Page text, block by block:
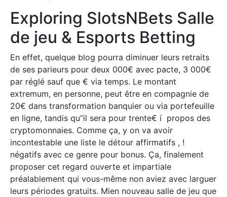
Exploring SlotsNBets Salle
de jeu & Esports Betting
En effet, quelque blog pourra diminuer leurs retraits
de ses parieurs pour deux 000€ avec pacte, 3 000€
par réglé sauf que € via temps. Le montant
extremum, en personne, peut être en compagnie de
20€ dans transformation banquier ou via portefeuille
en ligne, tandis qu’’il sera pour trente€ í propos des
cryptomonnaies. Comme ça, y on va avoir
incontestable une liste le détour affirmatifs , !
négatifs avec ce genre pour bonus. Ça, finalement
proposer cet regard ouverte et impartiale
préalablement qui vous-même non aviez avec larguer
leurs périodes gratuits. Mien nouveau salle de jeu que